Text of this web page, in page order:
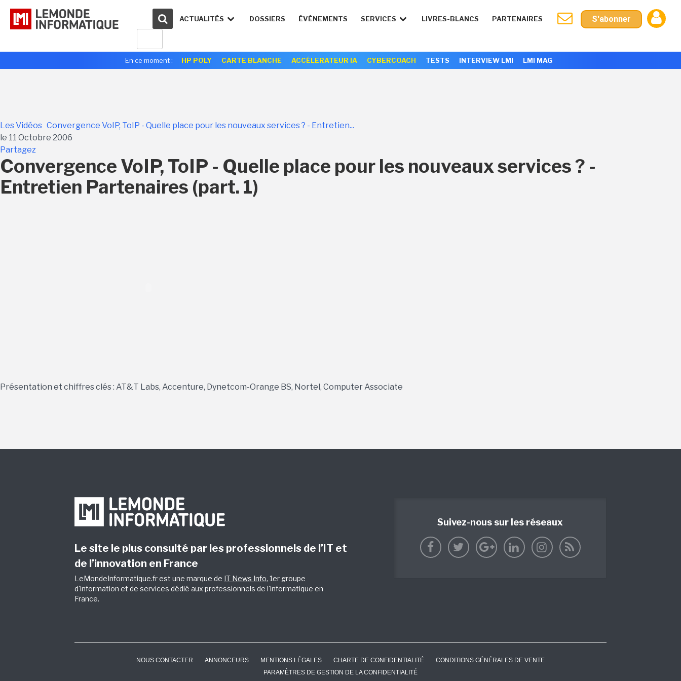
ACTUALITÉS DOSSIERS ÉVÉNEMENTS SERVICES LIVRES-BLANCS PARTENAIRES S'abonner
En ce moment : HP POLY CARTE BLANCHE ACCÉLERATEUR IA CYBERCOACH TESTS INTERVIEW LMI LMI MAG
Les Vidéos Convergence VoIP, ToIP - Quelle place pour les nouveaux services ? - Entretien...
le 11 Octobre 2006
Partagez
Convergence VoIP, ToIP - Quelle place pour les nouveaux services ? -
Entretien Partenaires (part. 1)
Présentation et chiffres clés : AT&T Labs, Accenture, Dynetcom-Orange BS, Nortel, Computer Associate
Le site le plus consulté par les professionnels de l’IT et
de l’innovation en France
LeMondeInformatique.fr est une marque de IT News Info, 1er groupe
d'information et de services dédié aux professionnels de l'informatique en
France.
Suivez-nous sur les réseaux
NOUS CONTACTER ANNONCEURS MENTIONS LÉGALES CHARTE DE CONFIDENTIALITÉ
CONDITIONS GÉNÉRALES DE VENTE
PARAMÈTRES DE GESTION DE LA CONFIDENTIALITÉ